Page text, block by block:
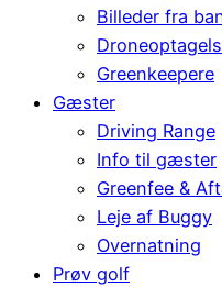
Billeder fra
Greenkeepere
Gæster
Driving Range
Info til gæster
Greenfee &
Leje af Buggy
Overnatning
Prøv golf